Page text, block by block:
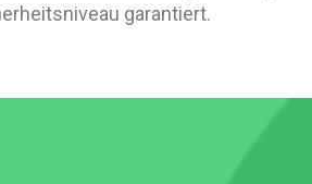
garantiert.